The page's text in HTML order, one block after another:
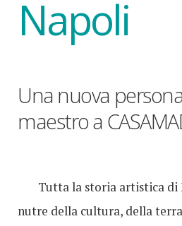
Napoli
Una nuova
maestro a
Tutta la storia artistica di
nutre della cultura, della